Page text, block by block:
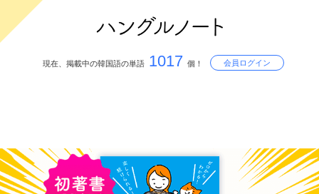
現在、掲載中の韓国語の単語 1017 個！ 会員ログイン